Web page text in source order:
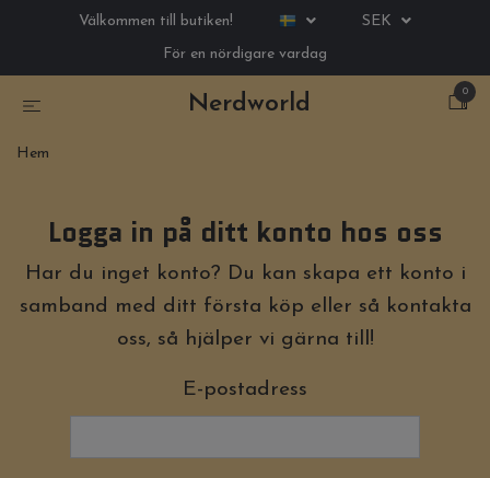
Välkommen till butiken!
SEK
För en nördigare vardag
Nerdworld
0
Hem
Logga in på ditt konto hos oss
Har du inget konto? Du kan skapa ett konto i
samband med ditt första köp eller så kontakta
oss, så hjälper vi gärna till!
E-postadress